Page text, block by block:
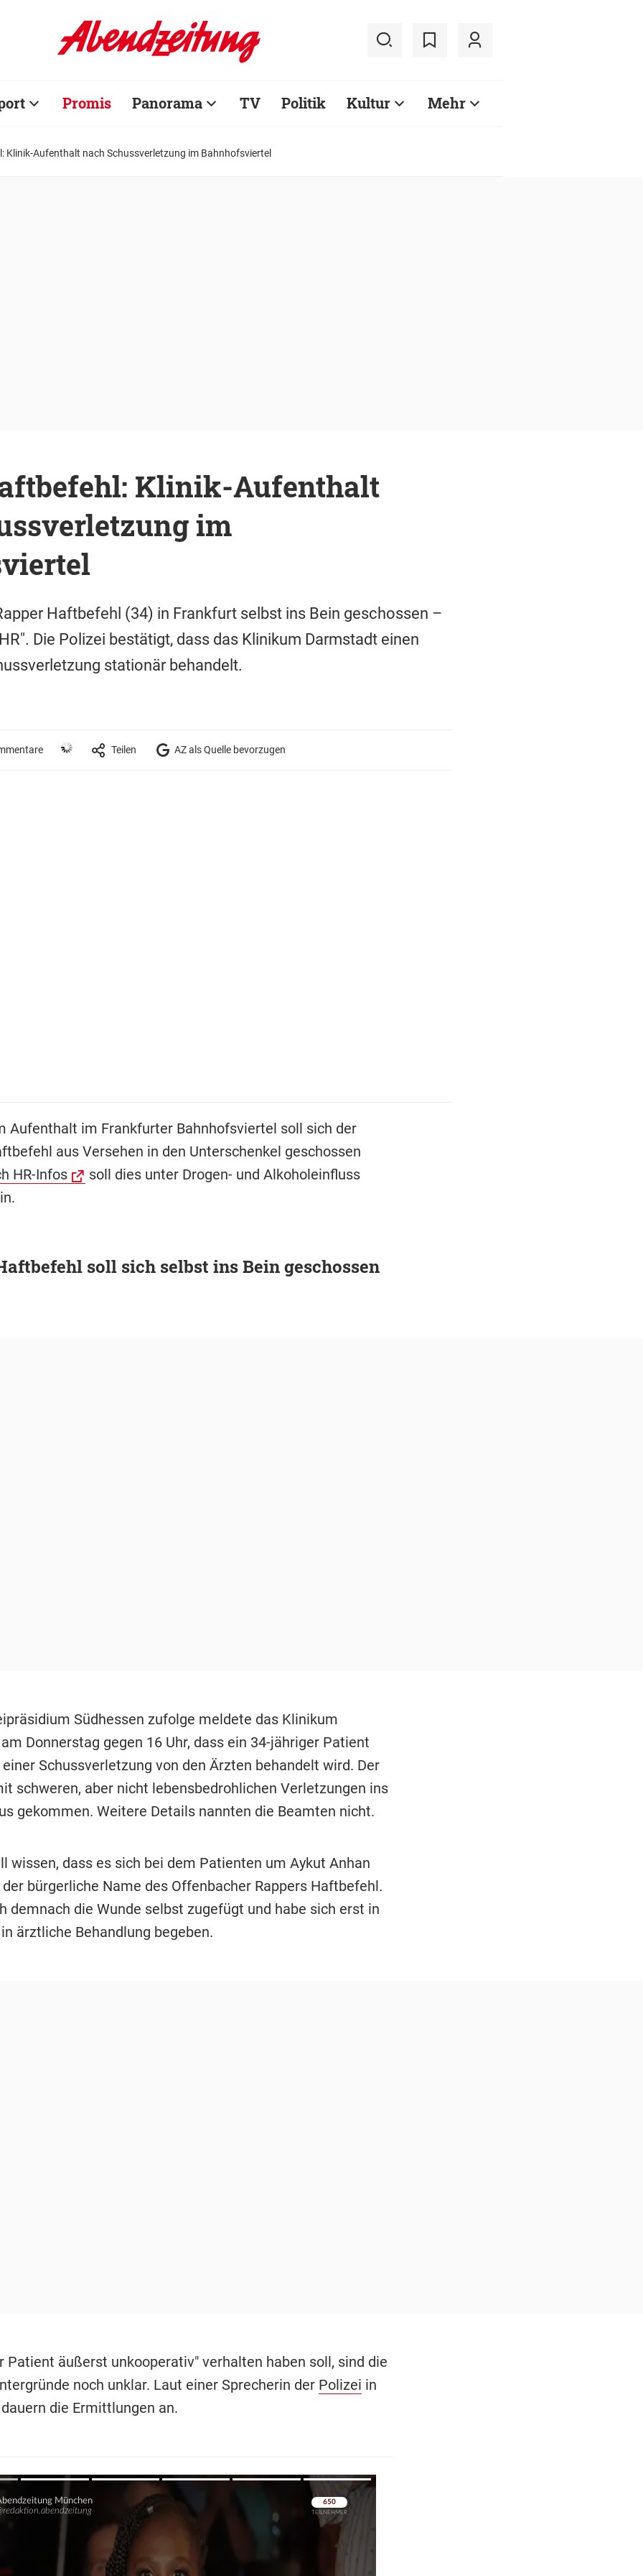
Promis Panorama TV Politik Kultur Mehr
Klinik-Aufenthalt nach Schussverletzung im Bahnhofsviertel
Klinik-Aufenthalt
im
Haftbefehl (34) in Frankfurt selbst ins Bein geschossen –
Die Polizei bestätigt, dass das Klinikum Darmstadt einen
stationär behandelt.
Teilen AZ als Quelle bevorzugen
Aufenthalt im Frankfurter Bahnhofsviertel soll sich der
aus Versehen in den Unterschenkel geschossen
HR-Infos
soll dies unter Drogen- und Alkoholeinfluss
soll sich selbst ins Bein geschossen
Südhessen zufolge meldete das Klinikum
Donnerstag gegen 16 Uhr, dass ein 34-jähriger Patient
Schussverletzung von den Ärzten behandelt wird. Der
schweren, aber nicht lebensbedrohlichen Verletzungen ins
gekommen. Weitere Details nannten die Beamten nicht.
wissen, dass es sich bei dem Patienten um Aykut Anhan
bürgerliche Name des Offenbacher Rappers Haftbefehl.
demnach die Wunde selbst zugefügt und habe sich erst in
ärztliche Behandlung begeben.
Patient äußerst unkooperativ" verhalten haben soll, sind die
noch unklar. Laut einer Sprecherin der Polizei in
die Ermittlungen an.
Überspringen